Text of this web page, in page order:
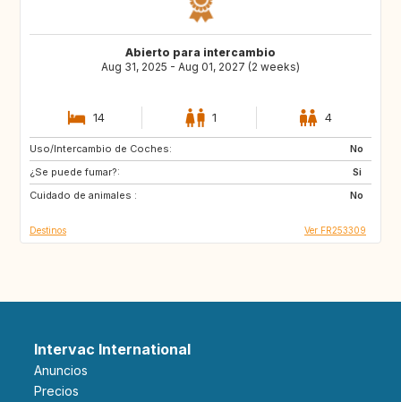
Abierto para intercambio
Aug 31, 2025 - Aug 01, 2027 (2 weeks)
14 1 4
Uso/Intercambio de Coches:
No
¿Se puede fumar?:
Si
Cuidado de animales :
No
VN
ID
JP
Destinos Ver FR253309
Intervac International
Anuncios
Precios